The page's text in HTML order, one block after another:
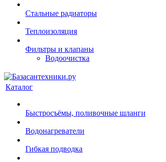
Стальные радиаторы
Теплоизоляция
Фильтры и клапаны
Водоочистка
Каталог
Быстросъёмы, поливочные шланги
Водонагреватели
Гибкая подводка